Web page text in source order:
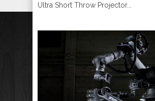
Ultra Short Throw Projector...